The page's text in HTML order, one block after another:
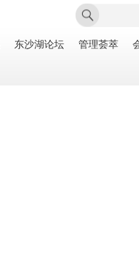
东沙湖论坛 管理荟萃